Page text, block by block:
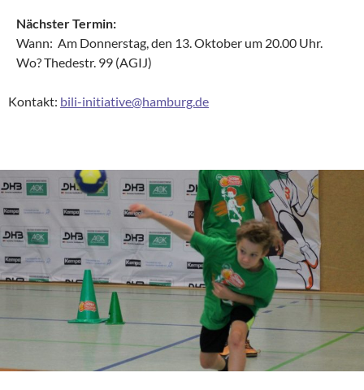
Nächster Termin:
Wann: Am Donnerstag, den 13. Oktober um 20.00 Uhr.
Wo? Thedestr. 99 (AGIJ)
Kontakt: bili-initiative@hamburg.de